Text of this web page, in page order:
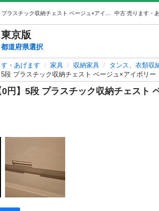
中古 売ります・
東京版
都道府県選択
・あげます 家具 収納家具 タンス、衣類収
プラスチック収納チェスト ベージュ×アイボリー
】5段 プラスチック収納チェスト